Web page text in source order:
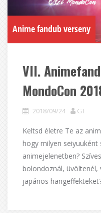
Anime fandub verseny
VII.
MondoCon
2018/09/24 GT
Keltsd életre Te az
hogy milyen seiyuuként
animejelenetben?
bolondoznál, üvöltenél,
japános